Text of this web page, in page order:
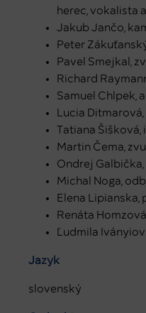
herec, vokalista
Jakub Jančo,
Peter
Pavel Smejkal,
Richard
Samuel Chlpek,
Lucia
Tatiana
Martin Čema,
Ondrej
Michal Noga,
Elena Lipianska,
Renáta
Ľudmila
Jazyk
slovenský